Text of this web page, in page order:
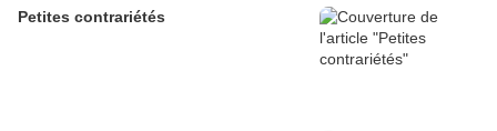
Petites contrariétés